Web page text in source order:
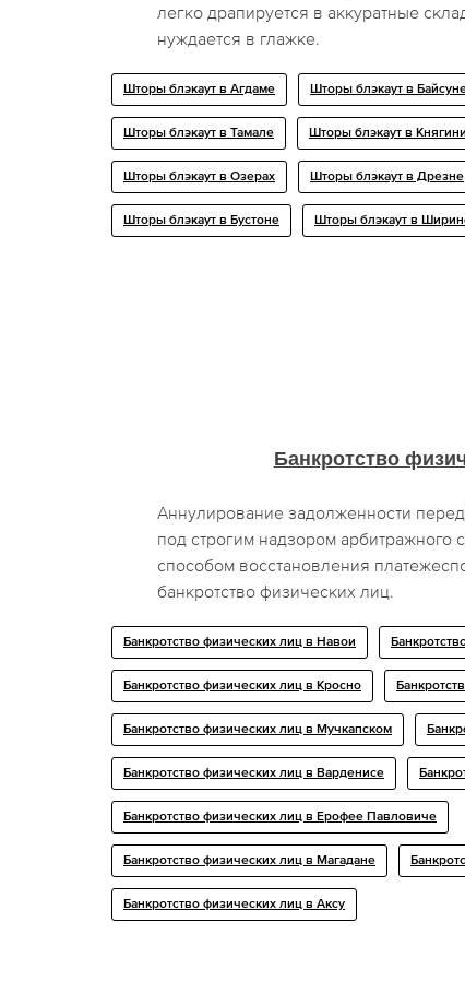
легко драпируется в аккуратные
нуждается в глажке.
Шторы блэкаут в Агдаме Шторы блэкаут в
Шторы блэкаут в Тамале Шторы блэкаут в
Шторы блэкаут в Озерах Шторы блэкаут в Дрезне
Шторы блэкаут в Бустоне Шторы блэкаут в
Банкротство
Аннулирование задолженности
под строгим надзором арбитражного
способом восстановления
банкротство физических лиц.
Банкротство физических лиц в Навои
Банкротство физических лиц в Кросно
Банкротство физических лиц в Мучкапском
Банкротство физических лиц в Варденисе
Банкротство физических лиц в Ерофее Павловиче
Банкротство физических лиц в Магадане
Банкротство физических лиц в Аксу